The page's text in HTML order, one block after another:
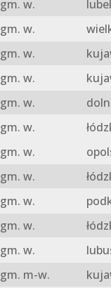
gm. w.
gm. w.
gm. w.
gm. w.
gm. w.
gm. w.
gm. w.
gm. w.
gm. w.
gm. w.
gm. w.
gm. m-w.